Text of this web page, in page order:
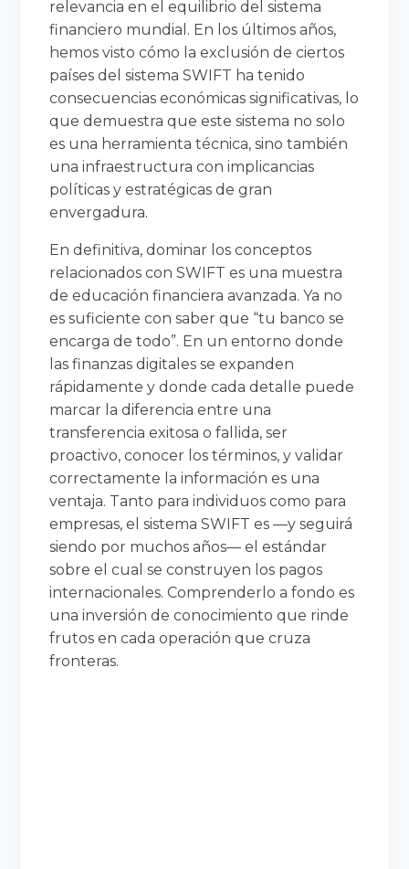
relevancia en el equilibrio del sistema
financiero mundial. En los últimos años,
hemos visto cómo la exclusión de ciertos
países del sistema SWIFT ha tenido
consecuencias económicas significativas, lo
que demuestra que este sistema no solo
es una herramienta técnica, sino también
una infraestructura con implicancias
políticas y estratégicas de gran
envergadura.
En definitiva, dominar los conceptos
relacionados con SWIFT es una muestra
de educación financiera avanzada. Ya no
es suficiente con saber que “tu banco se
encarga de todo”. En un entorno donde
las finanzas digitales se expanden
rápidamente y donde cada detalle puede
marcar la diferencia entre una
transferencia exitosa o fallida, ser
proactivo, conocer los términos, y validar
correctamente la información es una
ventaja. Tanto para individuos como para
empresas, el sistema SWIFT es —y seguirá
siendo por muchos años— el estándar
sobre el cual se construyen los pagos
internacionales. Comprenderlo a fondo es
una inversión de conocimiento que rinde
frutos en cada operación que cruza
fronteras.